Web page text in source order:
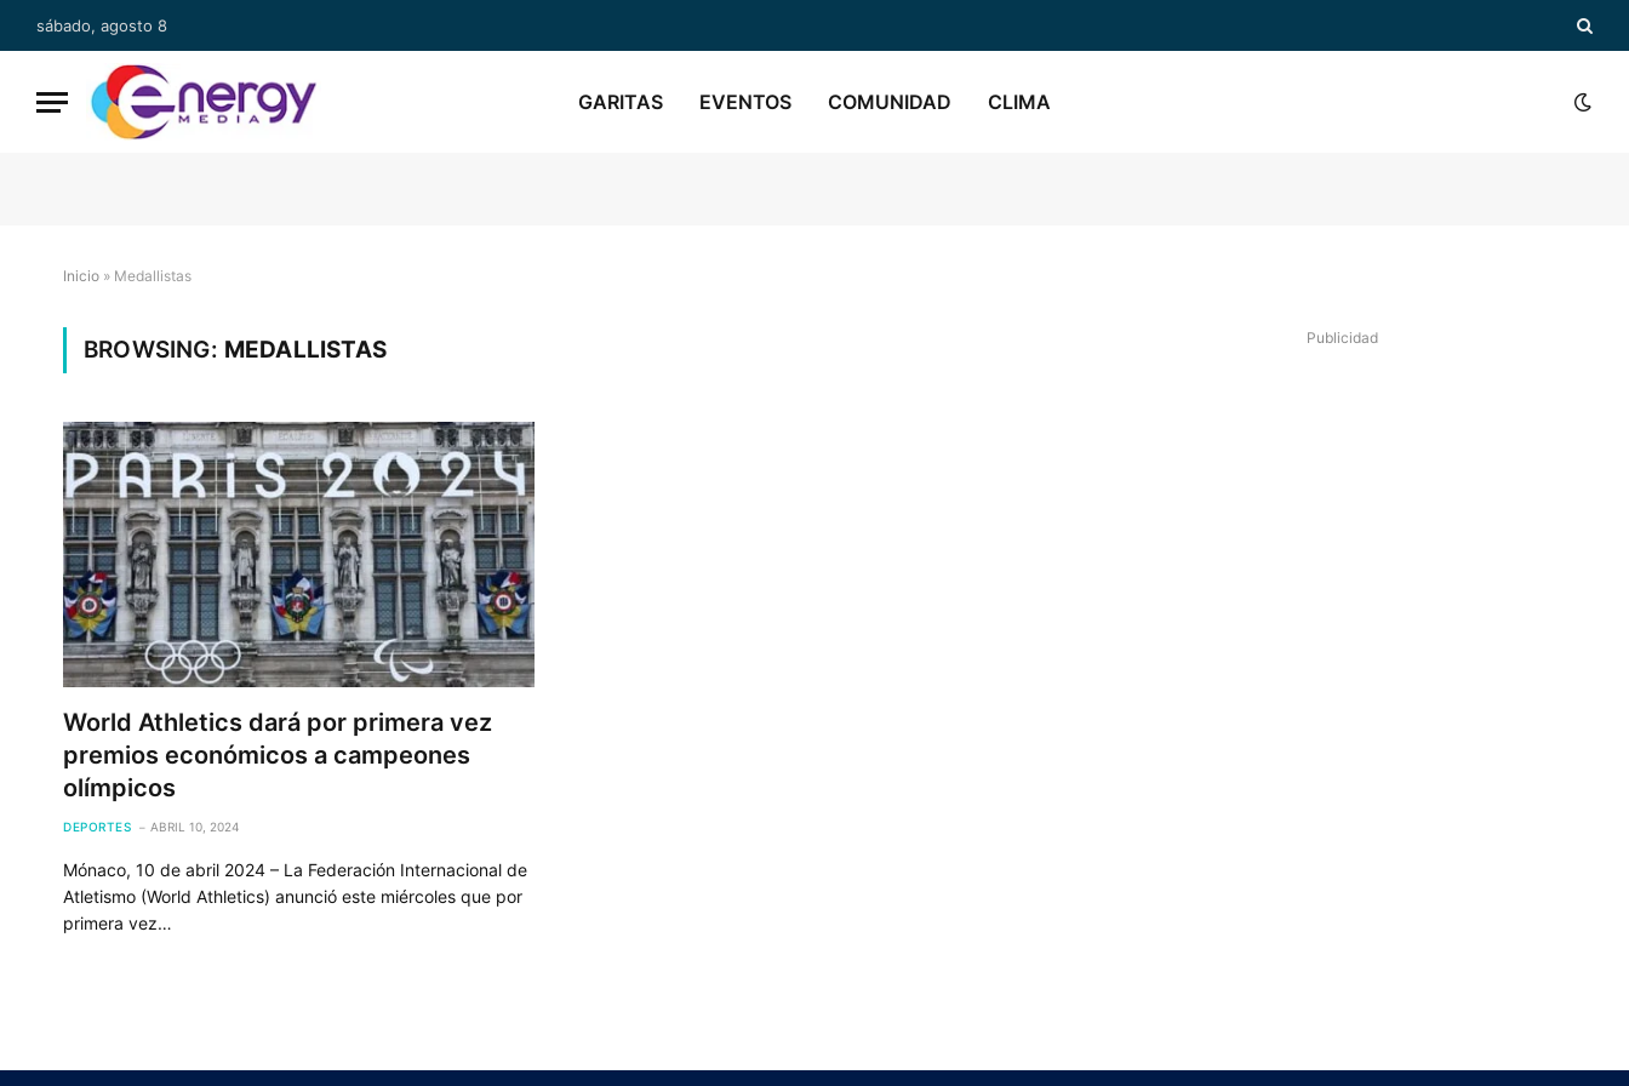
sábado, agosto 8
GARITAS EVENTOS COMUNIDAD CLIMA
Inicio » Medallistas
BROWSING: MEDALLISTAS
World Athletics dará por primera vez
premios económicos a campeones
olímpicos
DEPORTES ABRIL 10, 2024
Mónaco, 10 de abril 2024 – La Federación Internacional de
Atletismo (World Athletics) anunció este miércoles que por
primera vez…
Publicidad